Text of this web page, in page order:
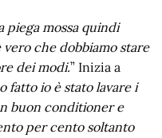
piega mossa quindi
che dobbiamo stare
dei modi.” Inizia a
fatto io è stato lavare i
buon conditioner e
per cento soltanto